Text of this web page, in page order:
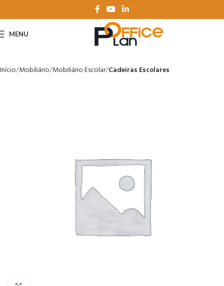
MENU
Início Mobiliário Mobiliário Escolar Cadeiras Escolares